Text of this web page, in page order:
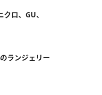
ロ、GU、
ランジェリー